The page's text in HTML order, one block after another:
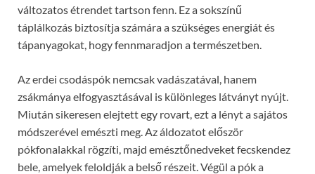
változatos étrendet tartson fenn. Ez a sokszínű
táplálkozás biztosítja számára a szükséges energiát és
tápanyagokat, hogy fennmaradjon a természetben.
Az erdei csodáspók nemcsak vadászatával, hanem
zsákmánya elfogyasztásával is különleges látványt nyújt.
Miután sikeresen elejtett egy rovart, ezt a lényt a sajátos
módszerével emészti meg. Az áldozatot először
pókfonalakkal rögzíti, majd emésztőnedveket fecskendez
bele, amelyek feloldják a belső részeit. Végül a pók a